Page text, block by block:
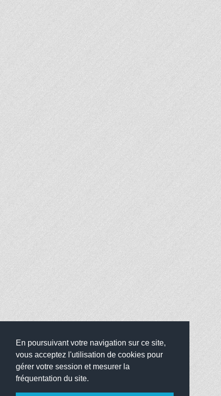
En poursuivant votre navigation sur ce site,
vous acceptez l'utilisation de cookies pour
gérer votre session et mesurer la
fréquentation du site.